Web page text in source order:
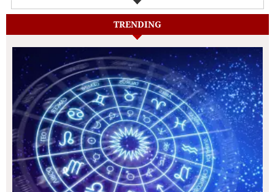
TRENDING